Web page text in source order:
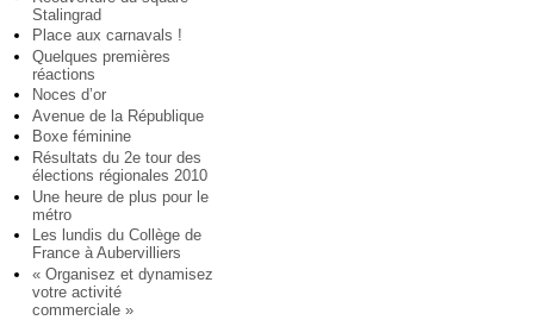
Stalingrad
Place aux carnavals !
Quelques premières
réactions
Noces d’or
Avenue de la République
Boxe féminine
Résultats du 2e tour des
élections régionales 2010
Une heure de plus pour le
métro
Les lundis du Collège de
France à Aubervilliers
« Organisez et dynamisez
votre activité
commerciale »